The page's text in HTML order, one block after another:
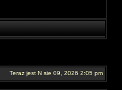
Teraz jest N sie 09, 2026 2:05 pm